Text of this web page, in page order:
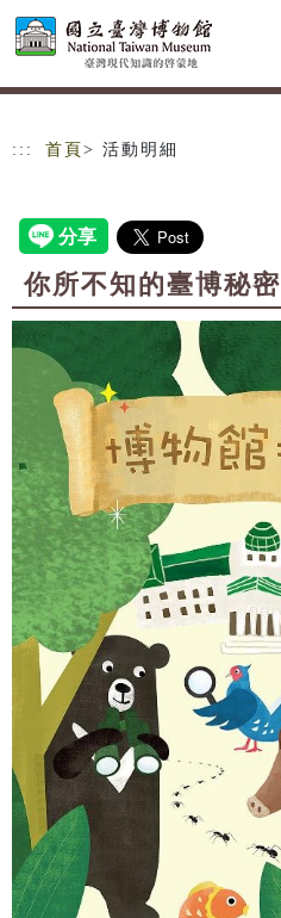
跳到主要內容
網站導覽
::: 首頁 > 活動明細
你所不知的臺博秘密